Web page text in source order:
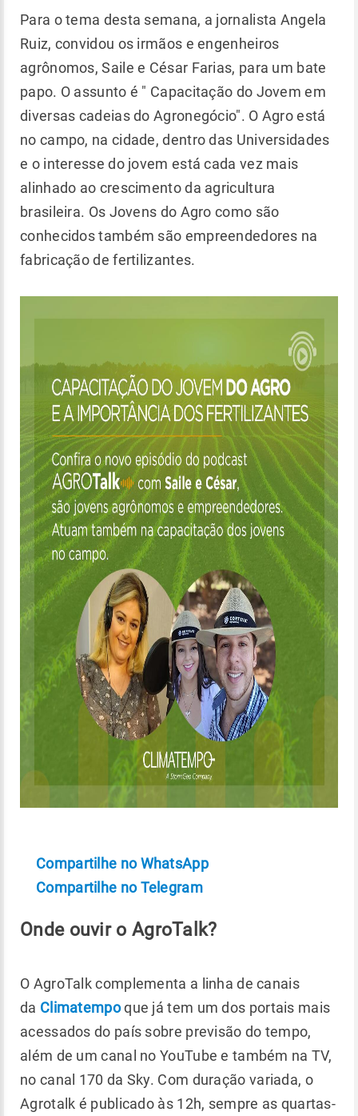
Para o tema desta semana, a jornalista Angela
Ruiz, convidou os irmãos e engenheiros
agrônomos, Saile e César Farias, para um bate
papo. O assunto é " Capacitação do Jovem em
diversas cadeias do Agronegócio". O Agro está
no campo, na cidade, dentro das Universidades
e o interesse do jovem está cada vez mais
alinhado ao crescimento da agricultura
brasileira. Os Jovens do Agro como são
conhecidos também são empreendedores na
fabricação de fertilizantes.
Compartilhe no WhatsApp
Compartilhe no Telegram
Onde ouvir o AgroTalk?
O AgroTalk complementa a linha de canais
da Climatempoque já tem um dos portais mais
acessados do país sobre previsão do tempo,
além de um canal no YouTube e também na TV,
no canal 170 da Sky. Com duração variada, o
Agrotalk é publicado às 12h, sempre as quartas-